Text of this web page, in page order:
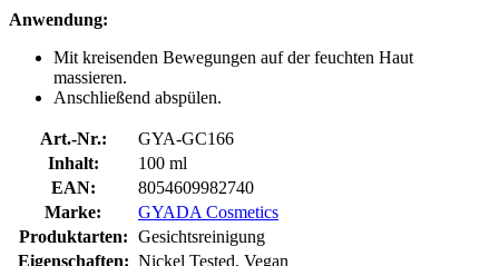
Anwendung:
Mit kreisenden Bewegungen auf der feuchten Haut
massieren.
Anschließend abspülen.
Art.-Nr.:
GYA-GC166
Inhalt:
100 ml
EAN:
8054609982740
Marke:
GYADA Cosmetics
Produktarten: Gesichtsreinigung
Eigenschaften: Nickel Tested, Vegan